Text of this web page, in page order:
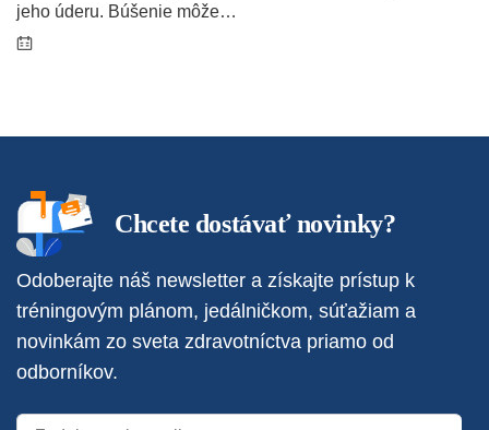
jeho úderu. Búšenie môže…
Chcete dostávať novinky?
Odoberajte náš newsletter a získajte prístup k
tréningovým plánom, jedálničkom, súťažiam a
novinkám zo sveta zdravotníctva priamo od
odborníkov.